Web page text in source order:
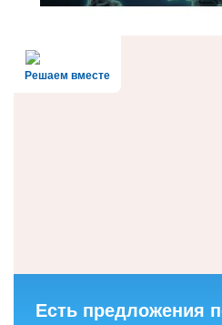
Решаем вместе
Есть предложения